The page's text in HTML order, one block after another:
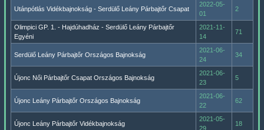
Utánpótlás Vidékbajnokság - Serdülő Leány Párbajtőr Csapat
2022-05-
01
2
Olimpici GP. 1. - Hajdúhadház - Serdülő Leány Párbajtőr
Egyéni
2021-11-
14
71
Serdülő Leány Párbajtőr Országos Bajnokság
2021-06-
24
34
Újonc Női Párbajtőr Csapat Országos Bajnokság
2021-06-
23
5
Újonc Leány Párbajtőr Országos Bajnokság
2021-06-
22
62
Újonc Leány Párbajtőr Vidékbajnokság
2021-05-
29
18